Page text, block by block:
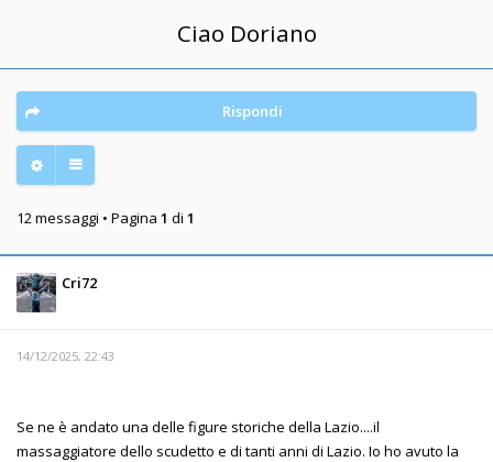
Ciao Doriano
Rispondi
12 messaggi • Pagina 1 di 1
Cri72
14/12/2025, 22:43
Se ne è andato una delle figure storiche della Lazio....il
massaggiatore dello scudetto e di tanti anni di Lazio. Io ho avuto la